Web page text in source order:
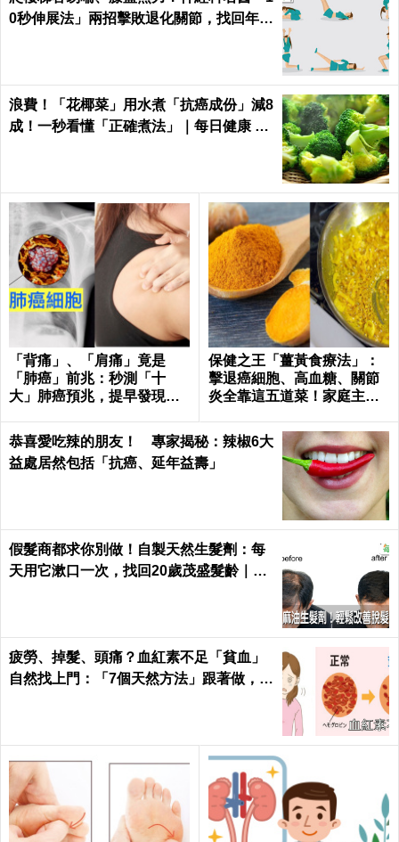
0秒伸展法」兩招擊敗退化關節，找回年輕
浪費！「花椰菜」用水煮「抗癌成份」減8
成！一秒看懂「正確煮法」｜每日健康 He
「背痛」、「肩痛」竟是
「肺癌」前兆：秒測「十
大」肺癌預兆，提早發現治
保健之王「薑黃食療法」：
擊退癌細胞、高血糖、關節
炎全靠這五道菜！家庭主婦
恭喜愛吃辣的朋友！ 專家揭秘：辣椒6大
益處居然包括「抗癌、延年益壽」
假髮商都求你別做！自製天然生髮劑：每
天用它漱口一次，找回20歲茂盛髮齡｜每
疲勞、掉髮、頭痛？血紅素不足「貧血」
自然找上門：「7個天然方法」跟著做，杜